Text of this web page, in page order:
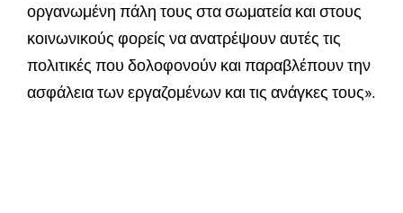
οργανωμένη πάλη τους στα σωματεία και στους
κοινωνικούς φορείς να ανατρέψουν αυτές τις
πολιτικές που δολοφονούν και παραβλέπουν την
ασφάλεια των εργαζομένων και τις ανάγκες τους».